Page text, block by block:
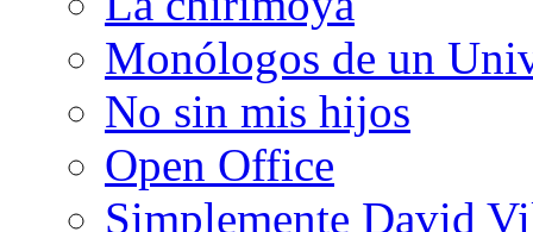
Monólogos de un
No sin mis hijos
Open Office
Simplemente David